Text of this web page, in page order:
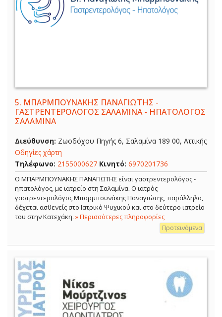
5. ΜΠΑΡΜΠΟΥΝΑΚΗΣ ΠΑΝΑΓΙΩΤΗΣ -
ΓΑΣΤΡΕΝΤΕΡΟΛΟΓΟΣ ΣΑΛΑΜΙΝΑ - ΗΠΑΤΟΛΟΓΟΣ
ΣΑΛΑΜΙΝΑ
Διεύθυνση: Ζωοδόχου Πηγής 6, Σαλαμίνα 189 00, Αττικής
Οδηγίες χάρτη
Τηλέφωνο: 2155000627 Κινητό: 6970201736
Ο ΜΠΑΡΜΠΟΥΝΑΚΗΣ ΠΑΝΑΓΙΩΤΗΣ είναι γαστρεντερολόγος -
ηπατολόγος, με ιατρείο στη Σαλαμίνα. Ο ιατρός
γαστρεντερολόγος Μπαρμπουνάκης Παναγιώτης, παράλληλα,
δέχεται ασθενείς στο Ιατρικό Ψυχικού και στο δεύτερο ιατρείο
του στην Κατεχάκη. » Περισσότερες πληροφορίες
Προτεινόμενα